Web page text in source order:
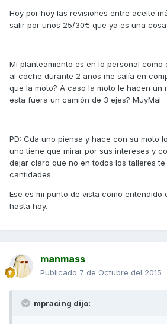
Hoy por hoy las revisiones entre aceite
salir por unos 25/30€ que ya es una
Mi planteamiento es en lo personal como
al coche durante 2 años me salía en
que la moto? A caso la moto le hacen un
esta fuera un camión de 3 ejes? MuyMal
PD: Cda uno piensa y hace con su moto
uno tiene que mirar por sus intereses y
dejar claro que no en todos los talleres
cantidades.
Ese es mi punto de vista como entendido
hasta hoy.
manmass
Publicado 7 de Octubre del 2015
mpracing dijo: